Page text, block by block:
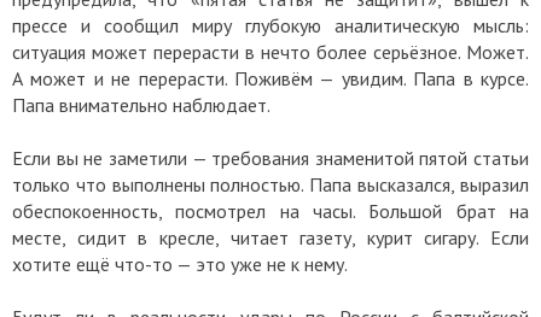
прессе и сообщил миру глубокую аналитическую мысль:
ситуация может перерасти в нечто более серьёзное. Может.
А может и не перерасти. Поживём — увидим. Папа в курсе.
Папа внимательно наблюдает.
Если вы не заметили — требования знаменитой пятой статьи
только что выполнены полностью. Папа высказался, выразил
обеспокоенность, посмотрел на часы. Большой брат на
месте, сидит в кресле, читает газету, курит сигару. Если
хотите ещё что-то — это уже не к нему.